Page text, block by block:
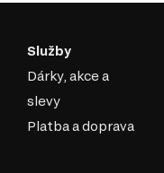
Služby
Dárky, akce a
slevy
Platba a doprava